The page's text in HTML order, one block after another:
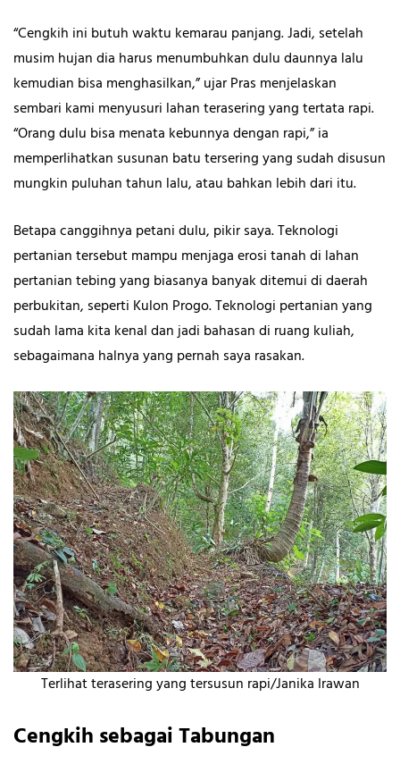
“Cengkih ini butuh waktu kemarau panjang. Jadi, setelah
musim hujan dia harus menumbuhkan dulu daunnya lalu
kemudian bisa menghasilkan,” ujar Pras menjelaskan
sembari kami menyusuri lahan terasering yang tertata rapi.
“Orang dulu bisa menata kebunnya dengan rapi,” ia
memperlihatkan susunan batu tersering yang sudah disusun
mungkin puluhan tahun lalu, atau bahkan lebih dari itu.
Betapa canggihnya petani dulu, pikir saya. Teknologi
pertanian tersebut mampu menjaga erosi tanah di lahan
pertanian tebing yang biasanya banyak ditemui di daerah
perbukitan, seperti Kulon Progo. Teknologi pertanian yang
sudah lama kita kenal dan jadi bahasan di ruang kuliah,
sebagaimana halnya yang pernah saya rasakan.
Terlihat terasering yang tersusun rapi/Janika Irawan
Cengkih sebagai Tabungan